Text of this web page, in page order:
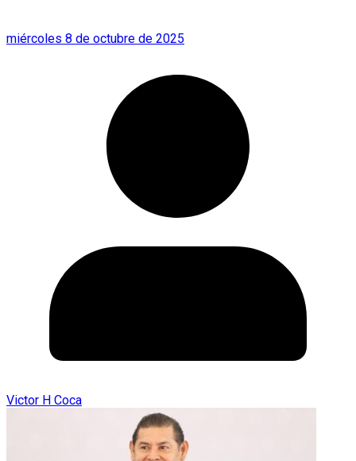
miércoles 8 de octubre de 2025
Victor H Coca